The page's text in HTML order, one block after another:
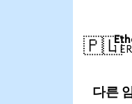
🇵🇱
1
다른